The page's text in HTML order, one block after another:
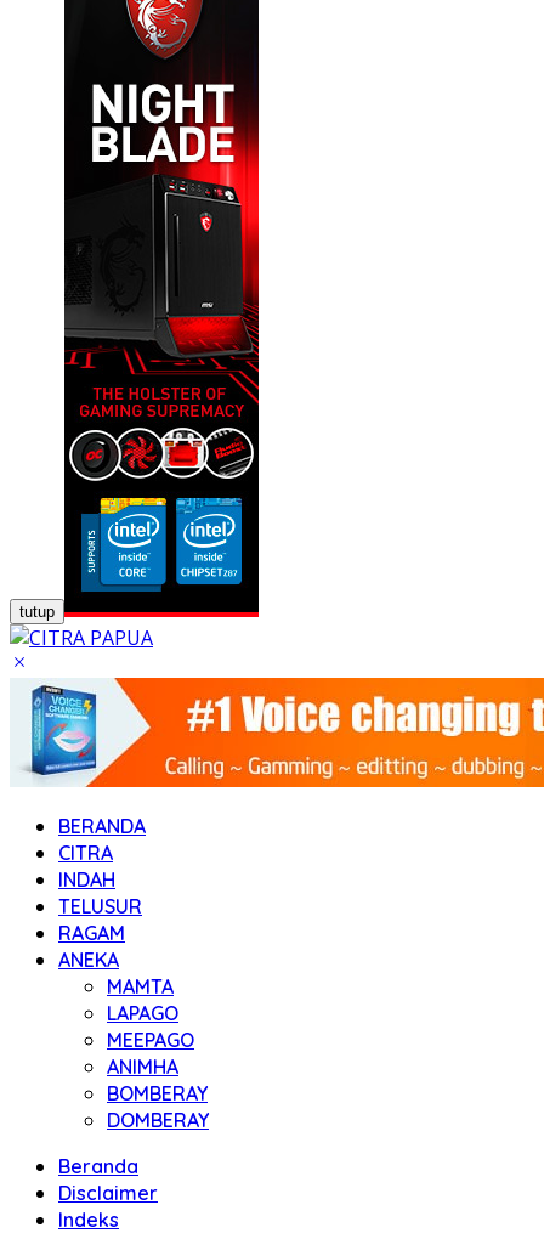
tutup
BERANDA
CITRA
INDAH
TELUSUR
RAGAM
ANEKA
MAMTA
LAPAGO
MEEPAGO
ANIMHA
BOMBERAY
DOMBERAY
Beranda
Disclaimer
Indeks